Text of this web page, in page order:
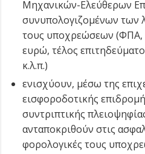
Μηχανικών-Ελεύθερων
συνυπολογιζομένων των
τους υποχρεώσεων (ΦΠΑ,
ευρώ, τέλος
κ.λ.π.)
ενισχύουν, μέσω της
εισφοροδοτικής
συντριπτικής
ανταποκριθούν στις
φορολογικές τους